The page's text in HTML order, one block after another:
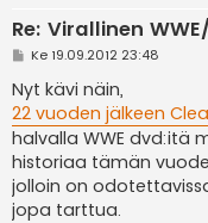
Re: Virallinen
V
e
s
t
i
Ke 19.09.2012 23:48
Nyt kävi näin,
22 vuoden jälkeen
halvalla WWE dvd:itä
historiaa tämän
jolloin on
jopa tarttua.